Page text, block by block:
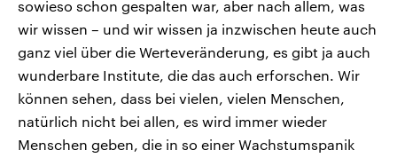
sowieso schon gespalten war, aber nach allem, was
wir wissen – und wir wissen ja inzwischen heute auch
ganz viel über die Werteveränderung, es gibt ja auch
wunderbare Institute, die das auch erforschen. Wir
können sehen, dass bei vielen, vielen Menschen,
natürlich nicht bei allen, es wird immer wieder
Menschen geben, die in so einer Wachstumspanik